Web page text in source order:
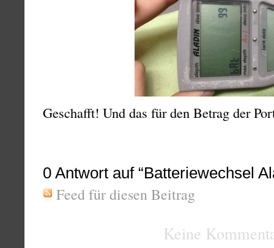
Geschafft! Und das für den Betrag der
0 Antwort auf “Batteriewechsel
Feed für diesen Beitrag
Keine